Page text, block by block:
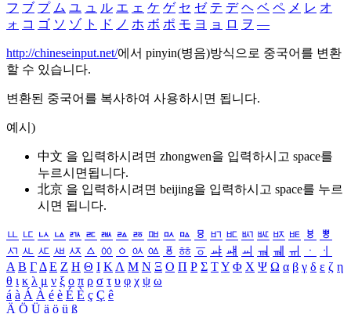
フ ブ プ ム ユ ュ ル エ ェ ケ ゲ セ ゼ テ デ ヘ ベ ペ メ レ オ
ォ コ ゴ ソ ゾ ト ド ノ ホ ボ ポ モ ヨ ョ ロ ヲ ―
http://chineseinput.net/에서 pinyin(병음)방식으로 중국어를 변환
할 수 있습니다.
변환된 중국어를 복사하여 사용하시면 됩니다.
예시)
中文 을 입력하시려면 zhongwen을 입력하시고 space를
누르시면됩니다.
北京 을 입력하시려면 beijing을 입력하시고 space를 누르
시면 됩니다.
ㅥ ㅦ ㅧ ㅨ ㅩ ㅪ ㅫ ㅬ ㅭ ㅮ ㅯ ㅰ ㅱ ㅲ ㅳ ㅴ ㅵ ㅶ ㅷ ㅸ
ㅹ
ㅺ ㅻ ㅼ ㅽ ㅾ ㅿ ㆀ ㆁ ㆂ ㆃ ㆄ ㆅ ㆆ ㆇ ㆈ ㆉ ㆊ ㆋ ㆌ ㆍ
ㆎ
Α Β ΓΔ Ε Ζ Η Θ Ι ΚΛ Μ Ν Ξ Ο Π Ρ Σ ΤΥ Φ Χ Ψ Ω α β γ δ ε ζ η
θ ι κ λ μ ν ξ ο π ρ σ τ υ φ χ ψ ω
á à Á À é è É È ç Ç ê
Ä Ö Ü ä ö ü ß